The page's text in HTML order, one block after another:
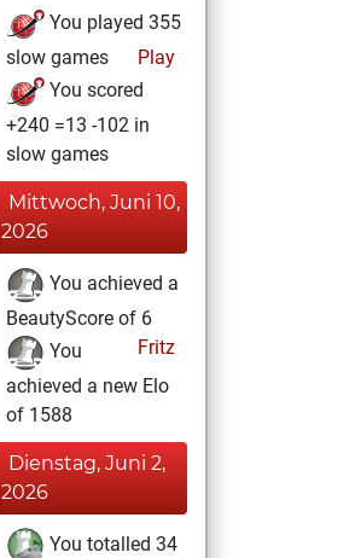
You played 355
slow games
Play
You scored
+240 =13 -102 in
slow games
Mittwoch, Juni 10,
2026
You achieved a
BeautyScore of 6
Fritz
You
achieved a new Elo
of 1588
Dienstag, Juni 2,
2026
You totalled 34